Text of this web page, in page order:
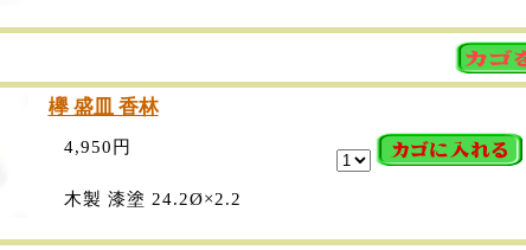
欅 盛皿 香林
4,950円
木製 漆塗 24.2Ø×2.2